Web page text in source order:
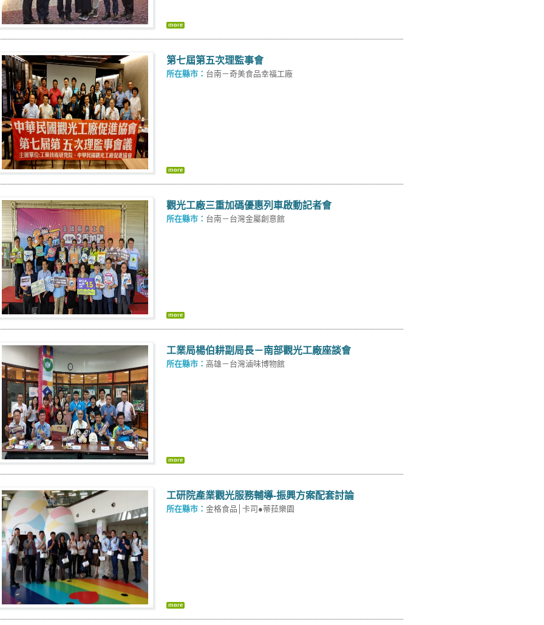
第七屆第五次理監事會
所在縣市： 台南－奇美食品幸福工廠
觀光工廠三重加碼優惠列車啟動記者會
所在縣市： 台南－台灣金屬創意館
工業局楊伯耕副局長－南部觀光工廠座談會
所在縣市： 高雄－台灣滷味博物館
工研院產業觀光服務輔導-振興方案配套討論
所在縣市： 金格食品│卡司●蒂菈樂園